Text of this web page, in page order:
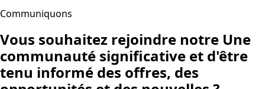
Communiquons
Vous souhaitez rejoindre notre Une
communauté significative et d'être
tenu informé des offres, des